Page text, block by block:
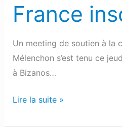
France
Un meeting de soutien à la
Mélenchon s’est tenu ce
à Bizanos…
Lire la suite »